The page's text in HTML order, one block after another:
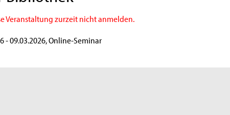
Veranstaltung zurzeit nicht anmelden.
- 09.03.2026, Online-Seminar